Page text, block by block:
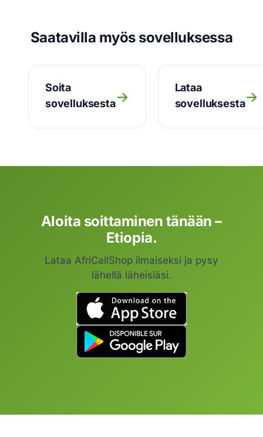
Saatavilla myös sovelluksessa
Soita
sovelluksesta→
Lataa
sovelluksesta→
Aloita soittaminen tänään –
Etiopia.
Lataa AfriCallShop ilmaiseksi ja pysy
lähellä läheisiäsi.